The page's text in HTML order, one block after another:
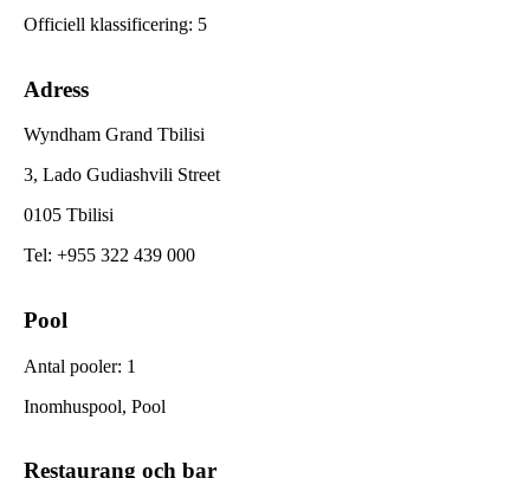
Officiell klassificering: 5
Adress
Wyndham Grand Tbilisi
3, Lado Gudiashvili Street
0105 Tbilisi
Tel: +955 322 439 000
Pool
Antal pooler: 1
Inomhuspool, Pool
Restaurang och bar